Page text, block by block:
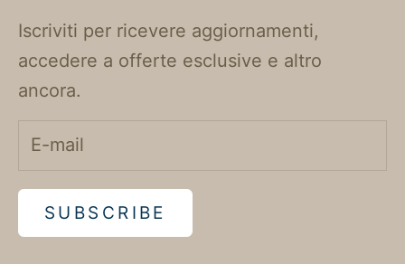
Iscriviti per ricevere aggiornamenti,
accedere a offerte esclusive e altro
ancora.
SUBSCRIBE